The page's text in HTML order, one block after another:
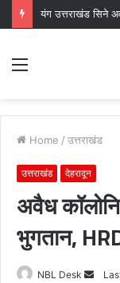
Menu
Home / उत्तराखंड
उत्तराखंड देहरादून
अवैध
भुगतान,
NBL Desk
Send